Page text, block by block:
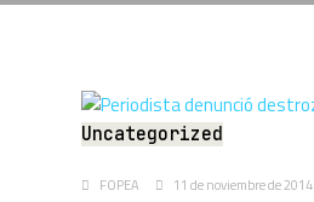
Uncategorized
FOPEA 11 de noviembre de 2014